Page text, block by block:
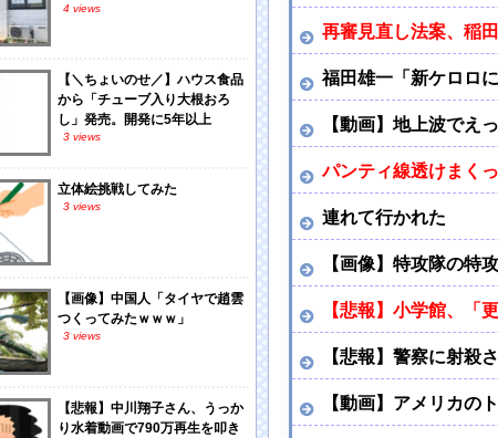
再審見直し法案、稲
福田雄一「新ケロロ
【動画】地上波でえ
パンティ線透けまく
連れて行かれた
【画像】特攻隊の特
【悲報】小学館、「
【悲報】警察に射殺
【動画】アメリカの
4 views
【＼ちょいのせ／】ハウス食品
から「チューブ入り大根おろ
し」発売。開発に5年以上
3 views
立体絵挑戦してみた
3 views
【画像】中国人「タイヤで趙雲
つくってみたｗｗｗ」
3 views
【悲報】中川翔子さん、うっか
り水着動画で790万再生を叩き